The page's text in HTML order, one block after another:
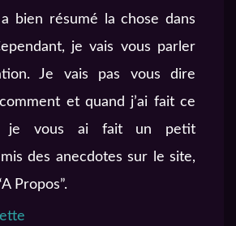
a bien résumé la chose dans
je vais vous parler
Je vais pas vous dire
et quand j’ai fait ce
je vous ai fait un petit
des anecdotes sur le site,
Propos”.